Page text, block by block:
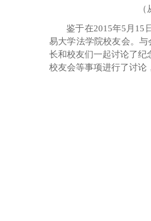
鉴于在2015年5月15
易大学法学院校友会。与
长和校友们一起讨论了纪
校友会等事项进行了讨论